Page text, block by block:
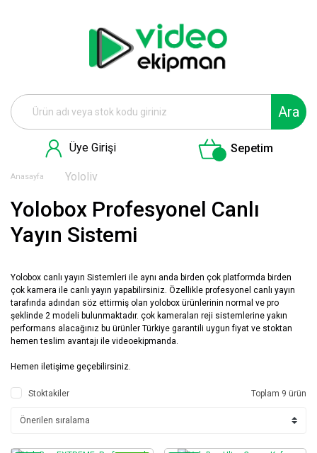
Ara
Üye Girişi Sepetim
Anasayfa Yololiv
Yolobox Profesyonel Canlı
Yayın Sistemi
Yolobox canlı yayın Sistemleri ile aynı anda birden çok platformda birden
çok kamera ile canlı yayın yapabilirsiniz. Özellikle profesyonel canlı yayın
tarafında adından söz ettirmiş olan yolobox ürünlerinin normal ve pro
şeklinde 2 modeli bulunmaktadır. çok kameraları reji sistemlerine yakın
performans alacağınız bu ürünler Türkiye garantili uygun fiyat ve stoktan
hemen teslim avantajı ile videoekipmanda.
Hemen iletişime geçebilirsiniz.
Stoktakiler Toplam 9 ürün